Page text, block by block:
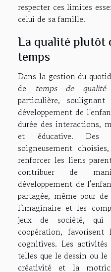
respecter ces limites
celui de sa famille.
La qualité plutôt
temps
Dans la gestion du
de temps de qualité
particulière,
développement de
durée des interactions,
et éducative. Des
soigneusement
renforcer les liens
contribuer de
développement de
partagée, même pour
l'imaginaire et les
jeux de société, qui
coopération,
cognitives. Les
telles que le dessin ou
créativité et la